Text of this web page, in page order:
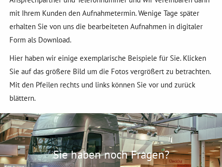
mit Ihrem Kunden den Aufnahmetermin. Wenige Tage später
erhalten Sie von uns die bearbeiteten Aufnahmen in digitaler
Form als Download.
Hier haben wir einige exemplarische Beispiele für Sie. Klicken
Sie auf das größere Bild um die Fotos vergrößert zu betrachten.
Mit den Pfeilen rechts und links können Sie vor und zurück
blättern.
Sie haben noch Fragen?